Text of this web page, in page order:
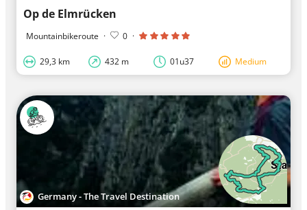
Op de Elmrücken
Mountainbikeroute · 0 ·
29,3 km 432 m 01u37 Medium
Germany - The Travel Destination